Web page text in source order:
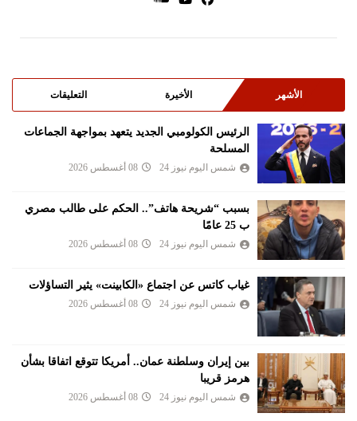
الأشهر الأخيرة التعليقات
الرئيس الكولومبي الجديد يتعهد بمواجهة الجماعات
المسلحة
شمس اليوم نيوز 24 08 أغسطس 2026
بسبب “شريحة هاتف”.. الحكم على طالب مصري
ب 25 عامًا
شمس اليوم نيوز 24 08 أغسطس 2026
غياب كاتس عن اجتماع «الكابينت» يثير التساؤلات
شمس اليوم نيوز 24 08 أغسطس 2026
بين إيران وسلطنة عمان.. أمريكا تتوقع اتفاقا بشأن
هرمز قريبا
شمس اليوم نيوز 24 08 أغسطس 2026